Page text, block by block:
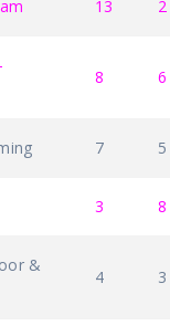
13 2
8 6
7 5
3 8
&
4 3